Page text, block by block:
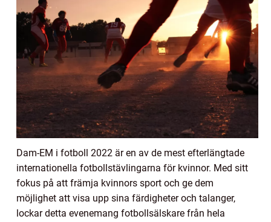
Dam-EM i fotboll 2022 är en av de mest efterlängtade
internationella fotbollstävlingarna för kvinnor. Med sitt
fokus på att främja kvinnors sport och ge dem
möjlighet att visa upp sina färdigheter och talanger,
lockar detta evenemang fotbollsälskare från hela